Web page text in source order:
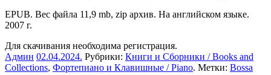
EPUB. Вес файла 11,9 mb, zip архив. На английском языке.
2007 г.
Для скачивания необходима регистрация.
Админ 02.04.2024. Рубрики: Книги и Сборники / Books and
Collections, Фортепиано и Клавишные / Piano. Метки: Bossa